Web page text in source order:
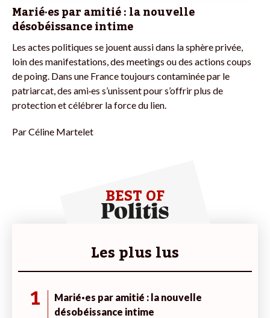
Marié·es par amitié : la nouvelle
désobéissance intime
Les actes politiques se jouent aussi dans la sphère privée,
loin des manifestations, des meetings ou des actions coups
de poing. Dans une France toujours contaminée par le
patriarcat, des ami·es s’unissent pour s’offrir plus de
protection et célébrer la force du lien.
ParCéline Martelet
BEST OF
Les plus lus
1
Marié·es par amitié : la nouvelle
désobéissance intime